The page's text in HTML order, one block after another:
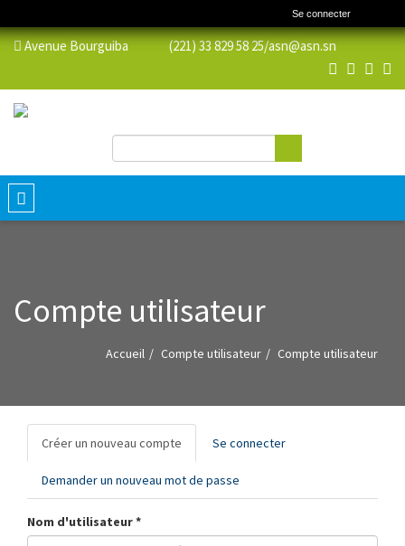
Se connecter
Avenue Bourguiba (221) 33 829 58 25/asn@asn.sn
Formulaire de recherche
Toggle
navigation
Compte utilisateur
Accueil Compte utilisateur Compte utilisateur
Onglets
principaux
Créer un nouveau compte (onglet
actif)
Se connecter
Demander un nouveau mot de passe
Nom d'utilisateur*